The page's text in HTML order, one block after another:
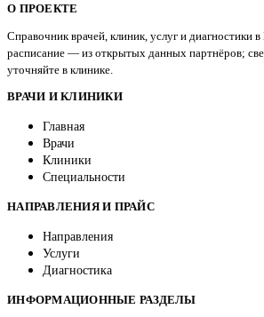
О ПРОЕКТЕ
Справочник врачей, клиник, услуг и диагностики
расписание — из открытых данных партнёров;
уточняйте в клинике.
ВРАЧИ И КЛИНИКИ
Главная
Врачи
Клиники
Специальности
НАПРАВЛЕНИЯ И ПРАЙС
Направления
Услуги
Диагностика
ИНФОРМАЦИОННЫЕ РАЗДЕЛЫ